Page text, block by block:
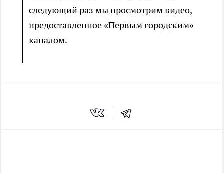
следующий раз мы просмотрим видео,
предоставленное «Первым городским»
каналом.